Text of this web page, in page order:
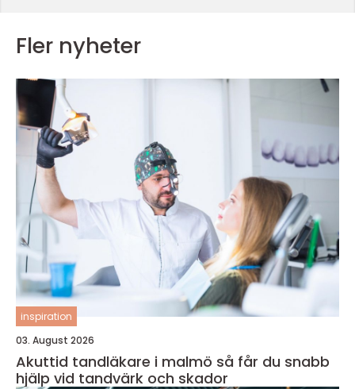
Fler nyheter
inspiration
03. August 2026
Akuttid tandläkare i malmö så får du snabb
hjälp vid tandvärk och skador